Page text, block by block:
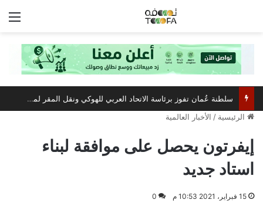
سلطنة عُمان تفوز برئاسة الاتحاد العربي للهوكي ونقل المقر لمسقط
الرئيسية / الأخبار العالمية
إيفرتون يحصل على موافقة لبناء
استاد جديد
15 فبراير، 2021 10:53 م 0